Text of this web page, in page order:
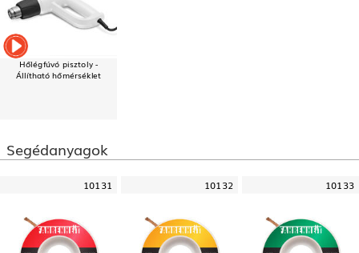
Hőlégfúvó pisztoly -
Állítható hőmérséklet
Segédanyagok
10131 10132 10133